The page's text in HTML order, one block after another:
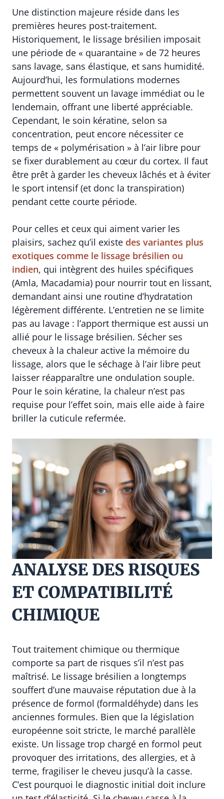
Une distinction majeure réside dans les
premières heures post-traitement.
Historiquement, le lissage brésilien imposait
une période de « quarantaine » de 72 heures
sans lavage, sans élastique, et sans humidité.
Aujourd’hui, les formulations modernes
permettent souvent un lavage immédiat ou le
lendemain, offrant une liberté appréciable.
Cependant, le soin kératine, selon sa
concentration, peut encore nécessiter ce
temps de « polymérisation » à l’air libre pour
se fixer durablement au cœur du cortex. Il faut
être prêt à garder les cheveux lâchés et à éviter
le sport intensif (et donc la transpiration)
pendant cette courte période.
Pour celles et ceux qui aiment varier les
plaisirs, sachez qu’il existe des variantes plus
exotiques comme le lissage brésilien ou
indien, qui intègrent des huiles spécifiques
(Amla, Macadamia) pour nourrir tout en lissant,
demandant ainsi une routine d’hydratation
légèrement différente. L’entretien ne se limite
pas au lavage : l’apport thermique est aussi un
allié pour le lissage brésilien. Sécher ses
cheveux à la chaleur active la mémoire du
lissage, alors que le séchage à l’air libre peut
laisser réapparaître une ondulation souple.
Pour le soin kératine, la chaleur n’est pas
requise pour l’effet soin, mais elle aide à faire
briller la cuticule refermée.
ANALYSE DES RISQUES
ET COMPATIBILITÉ
CHIMIQUE
Tout traitement chimique ou thermique
comporte sa part de risques s’il n’est pas
maîtrisé. Le lissage brésilien a longtemps
souffert d’une mauvaise réputation due à la
présence de formol (formaldéhyde) dans les
anciennes formules. Bien que la législation
européenne soit stricte, le marché parallèle
existe. Un lissage trop chargé en formol peut
provoquer des irritations, des allergies, et à
terme, fragiliser le cheveu jusqu’à la casse.
C’est pourquoi le diagnostic initial doit inclure